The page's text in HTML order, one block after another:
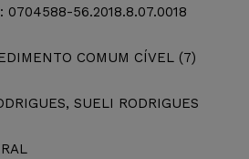
56.2018.8.07.0018
COMUM CÍVEL (7)
SUELI RODRIGUES